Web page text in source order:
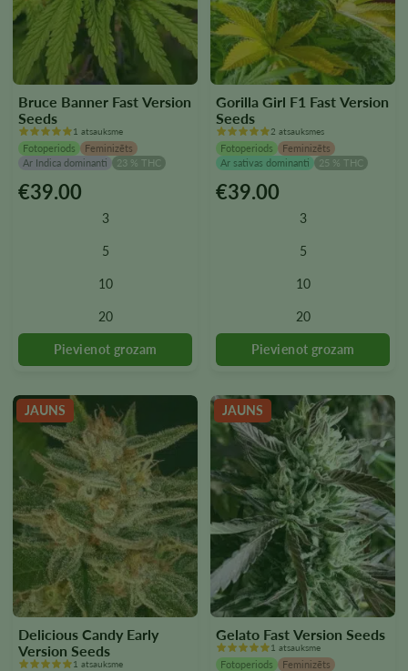
Bruce Banner Fast Version
Seeds
1 atsauksme
Fotoperiods
Feminizēts
Ar Indica dominanti
23 % THC
€39.00
3
5
10
20
Šim
produkta
lapā
Gorilla Girl F1 Fast Version
Seeds
2 atsauksmes
Fotoperiods
Feminizēts
Ar sativas dominanti
25 % THC
€39.00
3
5
10
20
Šim
produkta
lapā
JAUNS
Delicious Candy Early
Version Seeds
1 atsauksme
JAUNS
Gelato Fast Version Seeds
1 atsauksme
Fotoperiods
Feminizēts